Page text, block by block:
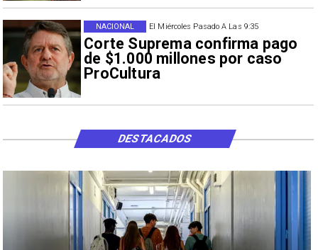
El Miércoles Pasado A Las 9:35
Corte Suprema confirma pago
de $1.000 millones por caso
ProCultura
NACIONAL
DESTACADOS